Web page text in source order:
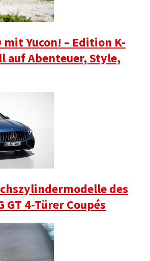
mit Yucon! – Edition K-
auf Abenteuer, Style,
des
GT 4-Türer Coupés